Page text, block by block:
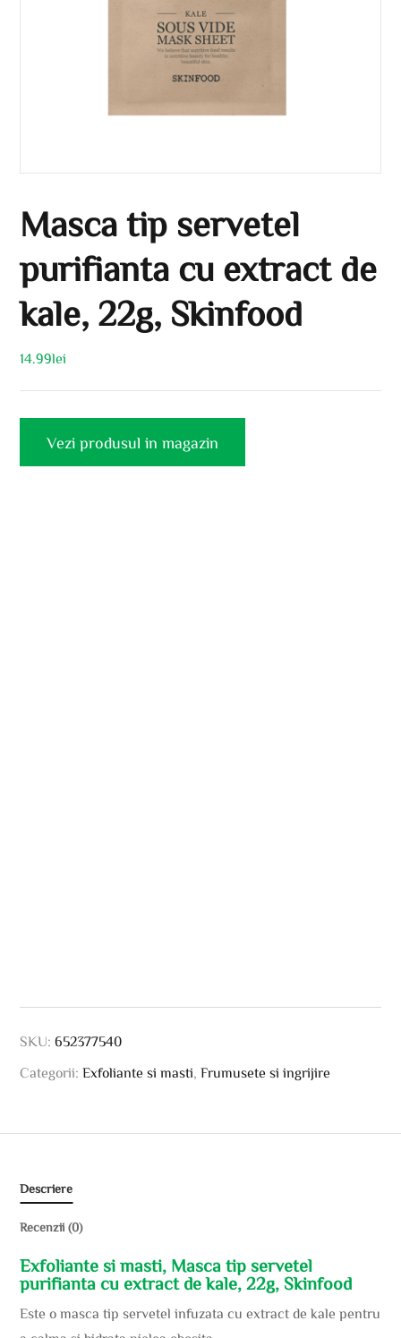
Masca tip servetel
purifianta cu extract de
kale, 22g, Skinfood
14.99lei
Vezi produsul in magazin
SKU:652377540
Categorii:Exfoliante si masti ,Frumusete si ingrijire
Descriere
Recenzii (0)
Exfoliante si masti, Masca tip servetel
purifianta cu extract de kale, 22g, Skinfood
Este o masca tip servetel infuzata cu extract de kale pentru